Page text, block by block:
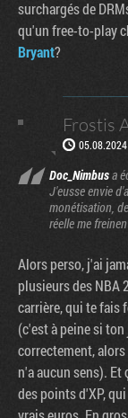
surchargés de
qu'un free-to-play
Bryant?
Frostis
05.08.2024
Doc_Nimbusa
J'eusse envie
monétisation,
réelle me
Alors perso, j'ai
plusieurs des NBA
carrière, qui te fais
(c'est à peine si
correctement,
n'a aucun sens).
des points d'XP,